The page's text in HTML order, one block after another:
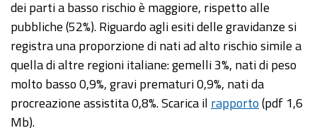
dei parti a basso rischio è maggiore, rispetto alle
pubbliche (52%). Riguardo agli esiti delle gravidanze si
registra una proporzione di nati ad alto rischio simile a
quella di altre regioni italiane: gemelli 3%, nati di peso
molto basso 0,9%, gravi prematuri 0,9%, nati da
procreazione assistita 0,8%. Scarica il rapporto(pdf 1,6
Mb).